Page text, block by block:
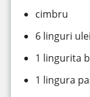
cimbru
6 linguri ulei
1 lingurita
1 lingura